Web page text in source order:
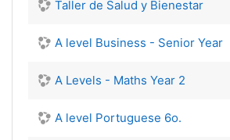
Taller de Salud y Bienestar
A level Business - Senior Year
A Levels - Maths Year 2
A level Portuguese 6o.